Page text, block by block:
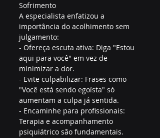
Sofrimento
A especialista enfatizou a
importância do acolhimento sem
julgamento:
- Ofereça escuta ativa: Diga "Estou
aqui para você" em vez de
minimizar a dor.
- Evite culpabilizar: Frases como
"Você está sendo egoísta" só
aumentam a culpa já sentida.
- Encaminhe para profissionais:
Terapia e acompanhamento
psiquiátrico são fundamentais.